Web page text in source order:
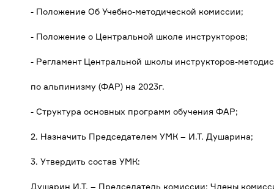
- Положение Об Учебно-методической комиссии;
- Положение о Центральной школе инструкторов;
- Регламент Центральной школы инструкторов-
по альпинизму (ФАР) на 2023г.
- Структура основных программ обучения ФАР;
2. Назначить Председателем УМК – И.Т. Душарина;
3. Утвердить состав УМК:
Душарин И.Т. – Председатель комиссии; Члены